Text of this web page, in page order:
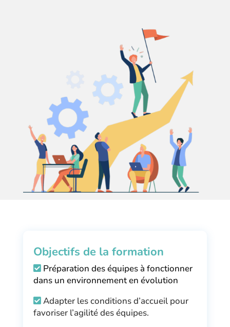
Objectifs de la formation
Préparation des équipes à fonctionner
dans un environnement en évolution
Adapter les conditions d’accueil pour
favoriser l’agilité des équipes.